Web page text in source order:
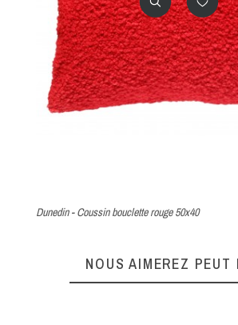
Dunedin - Coussin bouclette rouge 50x40
NOUS AIMEREZ PEUT